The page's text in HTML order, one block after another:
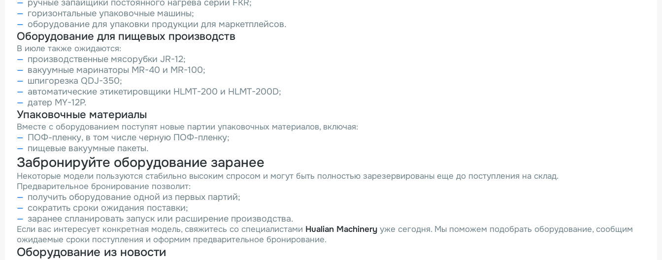
ручные запайщики постоянного нагрева серии FKR;
горизонтальные упаковочные машины;
оборудование для упаковки продукции для маркетплейсов.
Оборудование для пищевых производств
В июле также ожидаются:
производственные мясорубки JR-12;
вакуумные маринаторы MR-40 и MR-100;
шпигорезка QDJ-350;
автоматические этикетировщики HLMT-200 и HLMT-200D;
датер MY-12P.
Упаковочные материалы
Вместе с оборудованием поступят новые партии упаковочных материалов, включая:
ПОФ-пленку, в том числе черную ПОФ-пленку;
пищевые вакуумные пакеты.
Забронируйте оборудование заранее
Некоторые модели пользуются стабильно высоким спросом и могут быть полностью зарезервированы еще до поступления на склад.
Предварительное бронирование позволит:
получить оборудование одной из первых партий;
сократить сроки ожидания поставки;
заранее спланировать запуск или расширение производства.
Если вас интересует конкретная модель, свяжитесь со специалистами Hualian Machinery уже сегодня. Мы поможем подобрать оборудование, сообщим
ожидаемые сроки поступления и оформим предварительное бронирование.
Оборудование из новости